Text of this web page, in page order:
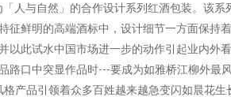
人与自然」的合作设计系列红酒包装。该
鲜明的高端酒标中，设计细节一方面保持
此试水中国市场进一步的动作引起业内外
口中突显作品时---要成为如雅桥江柳外最
产品引领着众多百姓越来越急变闪如晨花